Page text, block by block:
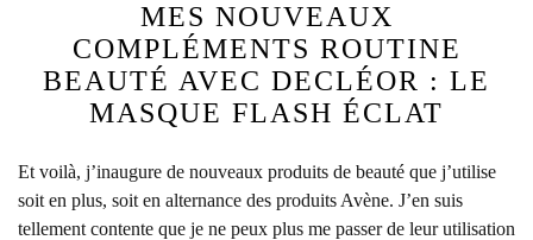
MES NOUVEAUX
COMPLÉMENTS ROUTINE
BEAUTÉ AVEC DECLÉOR : LE
MASQUE FLASH ÉCLAT
Et voilà, j’inaugure de nouveaux produits de beauté que j’utilise
soit en plus, soit en alternance des produits Avène. J’en suis
tellement contente que je ne peux plus me passer de leur utilisation